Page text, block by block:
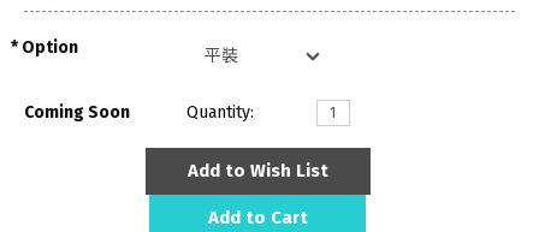
Option
Coming Soon Quantity:
Add to Wish List
Add to Cart